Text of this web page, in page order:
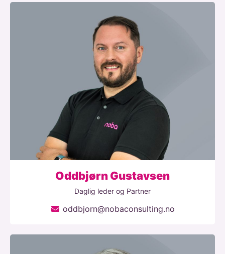
Oddbjørn Gustavsen
Daglig leder og Partner
oddbjorn@nobaconsulting.no